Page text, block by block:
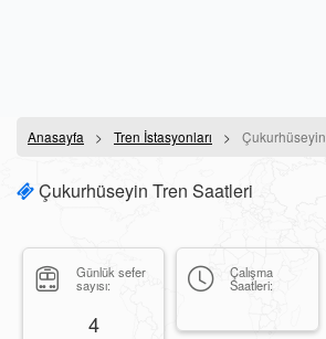
Anasayfa Tren İstasyonları Çukurhüseyin
Çukurhüseyin Tren Saatleri
Günlük sefer
sayısı:
4
Çalışma
Saatleri: